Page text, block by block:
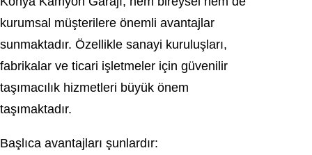
kurumsal müşterilere önemli avantajlar
sunmaktadır. Özellikle sanayi kuruluşları,
fabrikalar ve ticari işletmeler için güvenilir
taşımacılık hizmetleri büyük önem
taşımaktadır.
Başlıca avantajları şunlardır: